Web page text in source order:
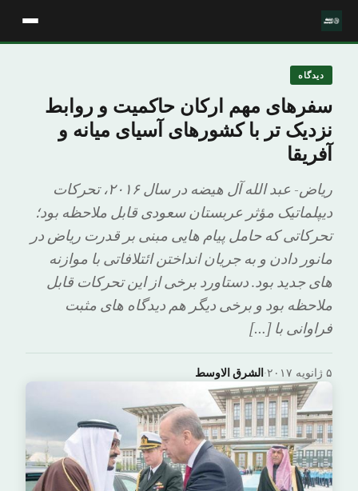
دیدگاه
سفرهای مهم ارکان حاکمیت و روابط
نزدیک تر با کشورهای آسیای میانه و
آفریقا
ریاض- عبد الله آل هیضه در سال ۲۰۱۶، تحرکات
دیپلماتیک مؤثر عربستان سعودی قابل ملاحظه بود؛
تحرکاتی که حامل پیام هایی مبنی بر قدرت ریاض در
مانور دادن و به جریان انداختن ائتلافاتی با موازنه
های جدید بود. دستاورد برخی از این تحرکات قابل
ملاحظه بود و برخی دیگر هم دیدگاه های مثبت
فراوانی با […]
الشرق الاوسط· ۵ ژانویه ۲۰۱۷